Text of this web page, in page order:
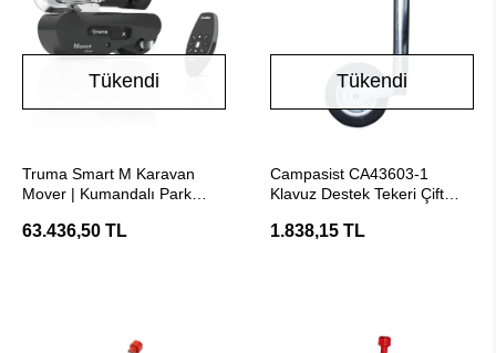
Tükendi
Truma Smart M Karavan
Mover | Kumandalı Park
63.436,50 TL
Tükendi
Campasist CA43603-1
Klavuz Destek Tekeri Çift
1.838,15 TL